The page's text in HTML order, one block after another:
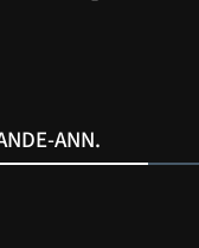
ANN.